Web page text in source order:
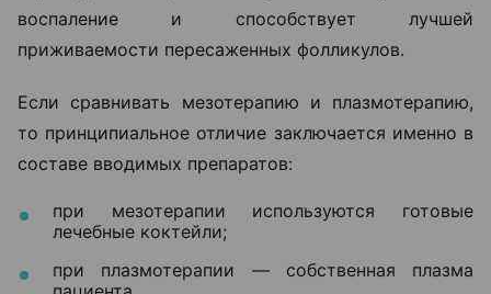
воспаление и способствует лучшей
приживаемости пересаженных фолликулов.
Если сравнивать мезотерапию и плазмотерапию,
то принципиальное отличие заключается именно в
составе вводимых препаратов:
при мезотерапии используются готовые
лечебные коктейли;
при плазмотерапии — собственная плазма